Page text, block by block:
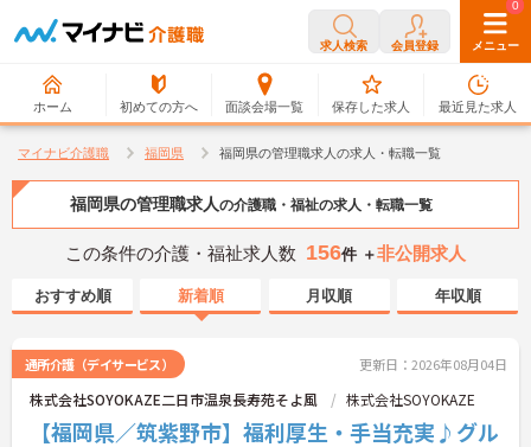
求人検索 会員登録 メニュー
ホーム 初めての方へ 面談会場一覧
0
保存した求人
0
最近見た求人
マイナビ介護職 福岡県 福岡県の管理職求人の求人・転職一覧
福岡県の管理職求人の介護職・福祉の求人・転職一覧
この条件の介護・福祉求人数 156件 ＋非公開求人
おすすめ順 新着順 月収順 年収順
通所介護（デイサービス） 更新日：2026年08月04日
株式会社SOYOKAZE二日市温泉長寿苑そよ風 株式会社SOYOKAZE
【福岡県／筑紫野市】福利厚生・手当充実♪グル